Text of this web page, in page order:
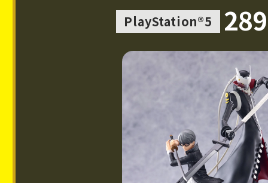
PlayStation®5